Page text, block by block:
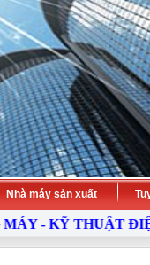
Nhà máy sản xuất
- KỸ THUẬT ĐIỆN